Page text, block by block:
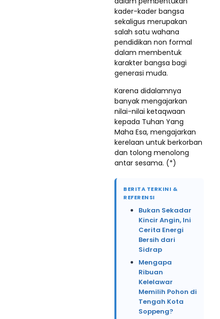
kader-kader bangsa
sekaligus merupakan
salah satu wahana
pendidikan non formal
dalam membentuk
karakter bangsa bagi
generasi muda.
Karena didalamnya
banyak mengajarkan
nilai-nilai ketaqwaan
kepada Tuhan Yang
Maha Esa, mengajarkan
kerelaan untuk berkorban
dan tolong menolong
antar sesama. (*)
BERITA TERKINI &
REFERENSI
Bukan Sekadar
Kincir Angin, Ini
Cerita Energi
Bersih dari
Sidrap
Mengapa
Ribuan
Kelelawar
Memilih Pohon di
Tengah Kota
Soppeng?